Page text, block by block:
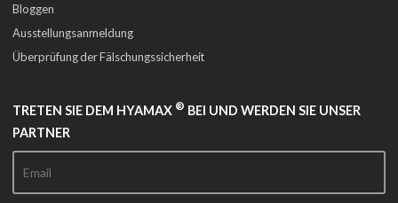
Bloggen
Ausstellungsanmeldung
Überprüfung der Fälschungssicherheit
TRETEN SIE DEM HYAMAX ® BEI UND WERDEN SIE UNSER
PARTNER